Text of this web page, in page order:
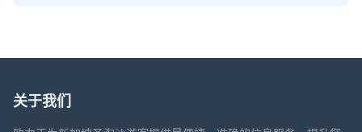
关于我们